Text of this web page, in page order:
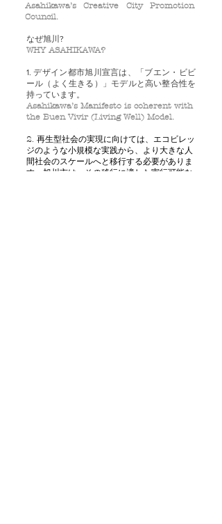
Asahikawa’s Creative City Promotion
Council.
なぜ旭川?
WHY ASAHIKAWA?
1. デザイン都市旭川宣言は、「ブエン・ビビ
ール（よく生きる）」モデルと高い整合性を
持っています。
Asahikawa’s Manifesto is coherent with
the Buen Vivir (Living Well) Model.
2. 再生型社会の実現に向けては、エコビレッ
ジのような小規模な実践から、より大きな人
間社会のスケールへと移行する必要がありま
す。旭川市は、その移行に適した実行可能な